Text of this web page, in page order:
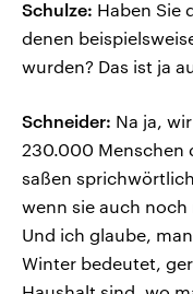
Schulze: Haben Sie
denen
wurden? Das ist ja
Schneider: Na ja,
230.000 Menschen
saßen
wenn sie auch
Und ich glaube,
Winter bedeutet,